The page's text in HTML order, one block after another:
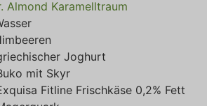
Almond Karamelltraum
Joghurt
mit Skyr
Fitline Frischkäse 0,2% Fett